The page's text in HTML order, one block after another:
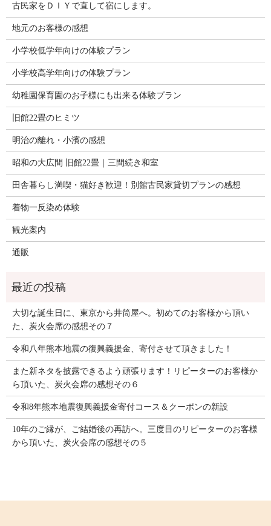
古民家をＤＩＹで直して宿にします。
地元のお客様の感想
小学校低学年向けの体験プラン
小学校高学年向けの体験プラン
幼稚園保育園のお子様にも出来る体験プラン
旧館22畳のヒミツ
明治の離れ・小濱の感想
昭和の大広間 旧館22畳｜三間続き和室
田舎暮らし満喫・猫好き歓迎！別館古民家貸切プランの感想
着物一反染め体験
観光案内
通販
大切な誕生日に、東京から井筒屋へ。初めてのお客様から頂い
た、炭火会席の感想その７
令和八年熊本地震の復興義援金、寄付させて頂きました！
また新ネタを披露できるよう頑張ります！リピーターのお客様か
ら頂いた、炭火会席の感想その６
令和8年熊本地震復興義援金寄付コース＆クーポンの新設
10年のご縁が、ご結婚後の再訪へ。三度目のリピーターのお客様
から頂いた、炭火会席の感想その５